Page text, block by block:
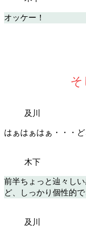
オッケー！
及川
はぁはぁはぁ・・・
木下
前半ちょっと辿々し
ど、しっかり個性的
及川